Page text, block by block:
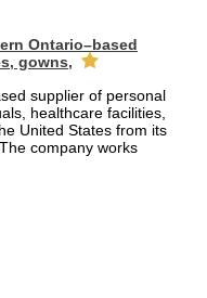
Ontario–based
gowns,
supplier of personal
healthcare facilities,
United States from its
company works